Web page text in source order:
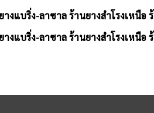
งแบริ่ง-ลาซาล ร้านยางสำโรงเห
งแบริ่ง-ลาซาล ร้านยางสำโรงเห